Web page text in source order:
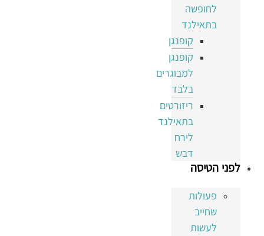
לחופשה
בתאילנד
קופנגן
קופנגן
למבוגרים
בלבד
ריזורטים
בתאילנד
לירח
דבש
לפני הטיסה
פעולות
שחייב
לעשות